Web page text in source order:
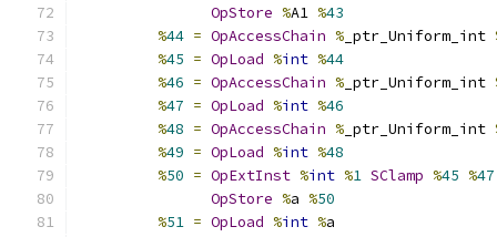
OpStore %A1 %43
%44 = OpAccessChain % _ptr_Uniform_int
%45 = OpLoad %int %44
%46 = OpAccessChain % _ptr_Uniform_int
%47 = OpLoad %int %46
%48 = OpAccessChain % _ptr_Uniform_int
%49 = OpLoad %int %48
%50 = OpExtInst %int %1 SClamp %45 %47
OpStore %a %50
%51 = OpLoad %int %a